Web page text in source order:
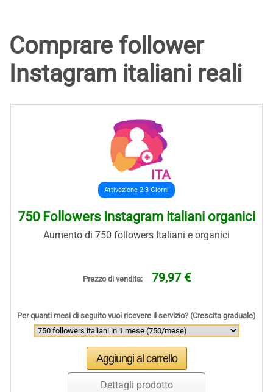
Comprare follower
Instagram italiani reali
Attivazione 2-3 Giorni
750 Followers Instagram italiani organici
Aumento di 750 followers Italiani e organici
Prezzo di vendita: 79,97 €
Per quanti mesi di seguito vuoi ricevere il servizio? (Crescita graduale)
Dettagli prodotto